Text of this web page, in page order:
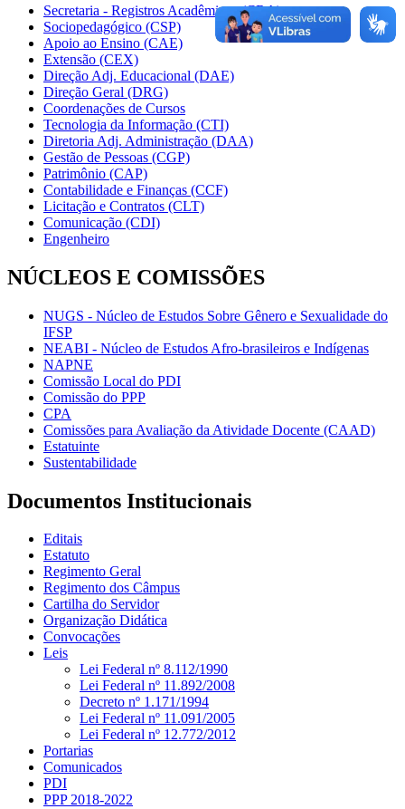
Secretaria - Registros Acadêmicos (CRA)
Sociopedagógico (CSP)
Apoio ao Ensino (CAE)
Extensão (CEX)
Direção Adj. Educacional (DAE)
Direção Geral (DRG)
Coordenações de Cursos
Tecnologia da Informação (CTI)
Diretoria Adj. Administração (DAA)
Gestão de Pessoas (CGP)
Patrimônio (CAP)
Contabilidade e Finanças (CCF)
Licitação e Contratos (CLT)
Comunicação (CDI)
Engenheiro
NÚCLEOS E COMISSÕES
NUGS - Núcleo de Estudos Sobre Gênero e Sexualidade do
IFSP
NEABI - Núcleo de Estudos Afro-brasileiros e Indígenas
NAPNE
Comissão Local do PDI
Comissão do PPP
CPA
Comissões para Avaliação da Atividade Docente (CAAD)
Estatuinte
Sustentabilidade
Documentos Institucionais
Editais
Estatuto
Regimento Geral
Regimento dos Câmpus
Cartilha do Servidor
Organização Didática
Convocações
Leis
Lei Federal nº 8.112/1990
Lei Federal nº 11.892/2008
Decreto nº 1.171/1994
Lei Federal nº 11.091/2005
Lei Federal nº 12.772/2012
Portarias
Comunicados
PDI
PPP 2018-2022